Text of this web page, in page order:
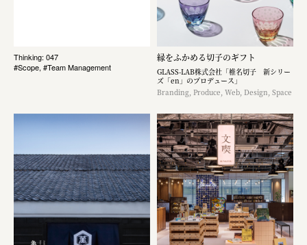
Thinking: 047
#Scope, #Team Management
縁をふかめる切子のギフト
GLASS-LAB株式会社「椎名切子 新シリー
ズ「en」のプロデュース」
Branding, Produce, Web, Design, Space